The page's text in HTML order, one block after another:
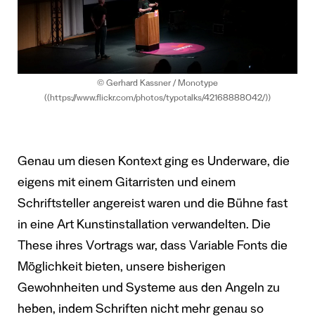
© Gerhard Kassner / Monotype
((https://www.flickr.com/photos/typotalks/42168888042/))
Genau um diesen Kontext ging es Underware, die
eigens mit einem Gitarristen und einem
Schriftsteller angereist waren und die Bühne fast
in eine Art Kunstinstallation verwandelten. Die
These ihres Vortrags war, dass Variable Fonts die
Möglichkeit bieten, unsere bisherigen
Gewohnheiten und Systeme aus den Angeln zu
heben, indem Schriften nicht mehr genau so